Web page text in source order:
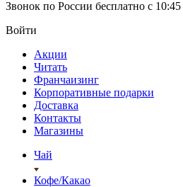
Звонок по России бесплатно c
Войти
Акции
Читать
Франчаизинг
Корпоративные подарки
Доставка
Контакты
Магазины
Чай
Кофе/Какао